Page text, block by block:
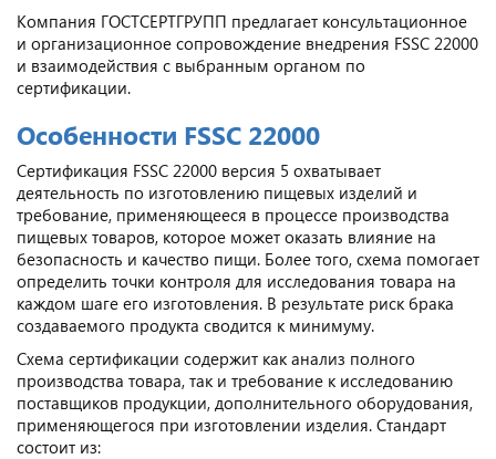
Компания ГОСТСЕРТГРУПП предлагает консультационное
и организационное сопровождение внедрения FSSC 22000
и взаимодействия с выбранным органом по
сертификации.
Особенности FSSC 22000
Сертификация FSSC 22000 версия 5 охватывает
деятельность по изготовлению пищевых изделий и
требование, применяющееся в процессе производства
пищевых товаров, которое может оказать влияние на
безопасность и качество пищи. Более того, схема помогает
определить точки контроля для исследования товара на
каждом шаге его изготовления. В результате риск брака
создаваемого продукта сводится к минимуму.
Схема сертификации содержит как анализ полного
производства товара, так и требование к исследованию
поставщиков продукции, дополнительного оборудования,
применяющегося при изготовлении изделия. Стандарт
состоит из: